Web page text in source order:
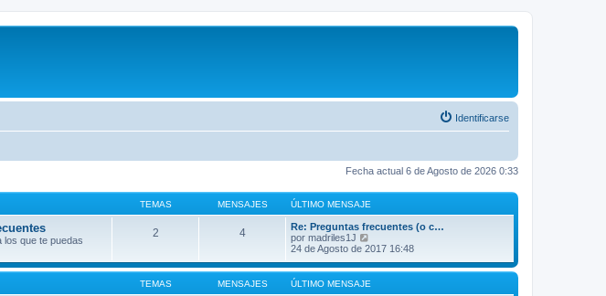
Identificarse
Fecha actual 6 de Agosto de 2026 0:33
TEMAS MENSAJES ÚLTIMO MENSAJE
los que te puedas
2 4
Re: Preguntas frecuentes (o c…
por madriles1J
e
ú
l
24 de Agosto de 2017 16:48
TEMAS MENSAJES ÚLTIMO MENSAJE